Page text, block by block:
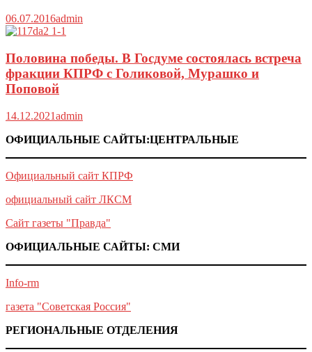
06.07.2016admin
Половина победы. В Госдуме состоялась встреча
фракции КПРФ с Голиковой, Мурашко и
Поповой
14.12.2021admin
ОФИЦИАЛЬНЫЕ САЙТЫ:ЦЕНТРАЛЬНЫЕ
Официальный сайт КПРФ
официальный сайт ЛКСМ
Сайт газеты "Правда"
ОФИЦИАЛЬНЫЕ САЙТЫ: СМИ
Info-rm
газета "Советская Россия"
РЕГИОНАЛЬНЫЕ ОТДЕЛЕНИЯ